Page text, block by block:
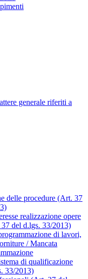
generale riferiti a
delle procedure (Art. 37
realizzazione opere
del d.lgs. 33/2013)
di lavori,
/ Mancata
di qualificazione
33/2013)